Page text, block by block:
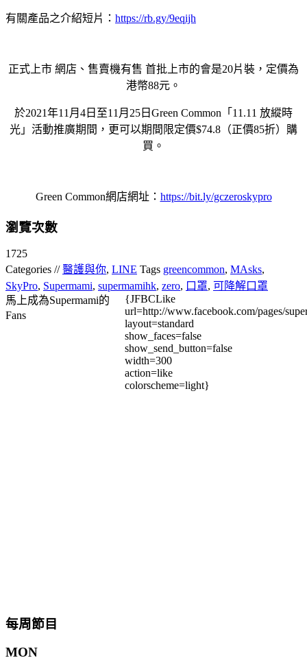
有關產品之介紹短片： https://rb.gy/9eqijh
正式上市 網店、售賣機有售 首批上市的會是20片裝，定價為
港幣88元。
於2021年11月4日至11月25日Green Common「11.11 放縱時
光」活動推廣期間，更可以期間限定價$74.8（正價85折）購
買。
Green Common網店網址： https://bit.ly/gczeroskypro
瀏覽次數
1725
Categories //醫護與你, LINE Tags greencommon, MAsks,
SkyPro, Supermami, supermamihk, zero, 口罩, 可降解口罩
馬上成為Supermami的
Fans
{JFBCLike
url=http://www.facebook.com/pages/
layout=standard
show_faces=false
show_send_button=false
width=300
action=like
colorscheme=light}
每周節目
MON